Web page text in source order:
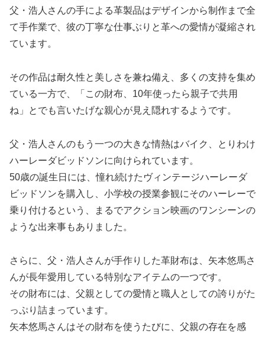
父・浩人さんの手による革製品はデザインから制作まで全
て手作業で、彼の丁寧な仕事ぶりと革への愛情が凝縮され
ています。
その作品は耐久性と美しさを兼ね備え、多くの支持を集め
ている一方で、「この財布、10年使ったら親子で共用
ね」とでも言いたげな親心が見え隠れするようです。
父・浩人さんのもう一つの大きな情熱はバイク、とりわけ
ハーレーダビッドソンに向けられています。
50歳の誕生日には、憧れ続けたヴィンテージハーレーダ
ビッドソンを購入し、小学校の授業参観にそのハーレーで
乗り付けるという、まるでアクション映画のワンシーンの
ような出来事もありました。
さらに、父・浩人さんが手作りした革財布は、矢本悠馬さ
んが長年愛用している特別なアイテムの一つです。
その財布には、父親としての愛情と職人としての誇りがた
っぷり詰まっています。
矢本悠馬さんはその財布を使うたびに、父親の存在を感